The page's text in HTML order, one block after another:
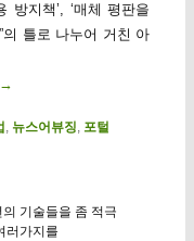
방지책’, ‘매체 평판을
의 틀로 나누어 거친 아
→
, 뉴스어뷰징, 포털
기술들을 좀 적극
러가지를